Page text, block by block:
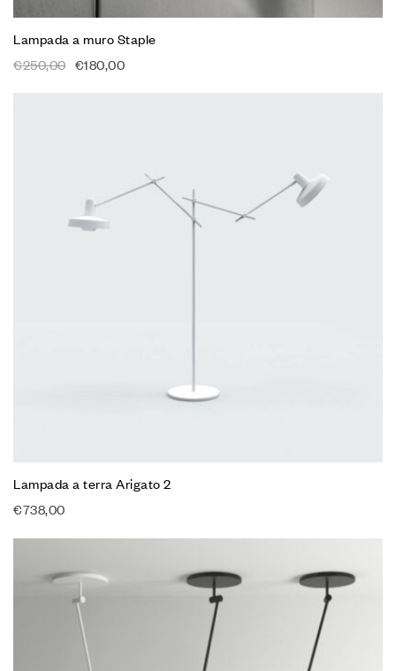
Lampada a muro Staple
€250,00 €180,00
Lampada a terra Arigato 2
€738,00